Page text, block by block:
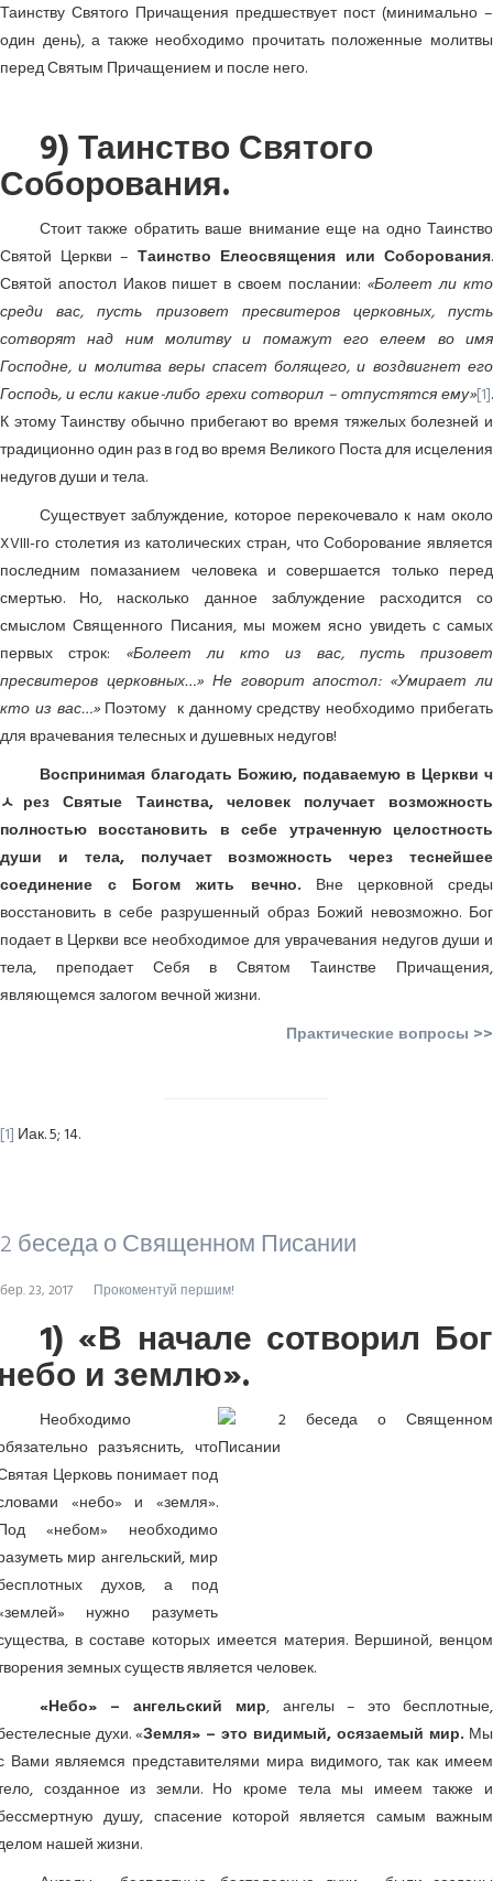
Таинству Святого Причащения предшествует пост (минимально –
один день), а также необходимо прочитать положенные молитвы
перед Святым Причащением и после него.
9) Таинство Святого
Соборования.
Стоит также обратить ваше внимание еще на одно Таинство
Святой Церкви – Таинство Елеосвящения или Соборования.
Святой апостол Иаков пишет в своем послании: «Болеет ли кто
среди вас, пусть призовет пресвитеров церковных, пусть
сотворят над ним молитву и помажут его елеем во имя
Господне, и молитва веры спасет болящего, и воздвигнет его
Господь, и если какие-либо грехи сотворил – отпустятся ему»[1].
К этому Таинству обычно прибегают во время тяжелых болезней и
традиционно один раз в год во время Великого Поста для исцеления
недугов души и тела.
Существует заблуждение, которое перекочевало к нам около
XVIII-го столетия из католических стран, что Соборование является
последним помазанием человека и совершается только перед
смертью. Но, насколько данное заблуждение расходится со
смыслом Священного Писания, мы можем ясно увидеть с самых
первых строк: «Болеет ли кто из вас, пусть призовет
пресвитеров церковных…» Не говорит апостол: «Умирает ли
кто из вас…»Поэтому к данному средству необходимо прибегать
для врачевания телесных и душевных недугов!
Воспринимая благодать Божию, подаваемую в Церкви ч
ﾵрез Святые Таинства, человек получает возможность
полностью восстановить в себе утраченную целостность
души и тела, получает возможность через теснейшее
соединение с Богом жить вечно. Вне церковной среды
восстановить в себе разрушенный образ Божий невозможно. Бог
подает в Церкви все необходимое для уврачевания недугов души и
тела, преподает Себя в Святом Таинстве Причащения,
являющемся залогом вечной жизни.
Практические вопросы >>
[1] Иак. 5; 14.
2 беседа о Священном Писании
бер. 23, 2017 Прокоментуй першим!
1) «В начале сотворил Бог
и землю».
Необходимо
разъяснить, что
Церковь понимает под
«небо» и «земля».
«небом» необходимо
мир ангельский, мир
духов, а под
нужно разуметь
в составе которых имеется материя. Вершиной, венцом
земных существ является человек.
«Небо» – ангельский мир, ангелы – это бесплотные,
духи. «Земля» – это видимый, осязаемый мир. Мы
Вами являемся представителями мира видимого, так как имеем
созданное из земли. Но кроме тела мы имеем также и
душу, спасение которой является самым важным
нашей жизни.